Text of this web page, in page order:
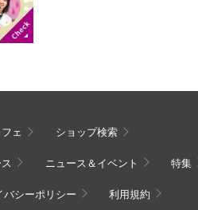
ェ ショップ検索
ニュース＆イベント 特集
バシーポリシー 利用規約